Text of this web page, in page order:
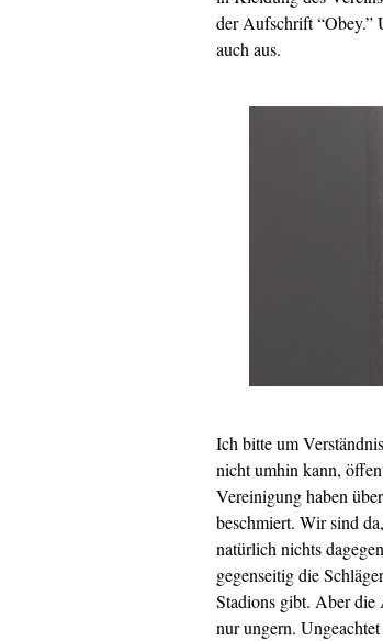
der Aufschrift “Obey.”
auch aus.
Ich bitte um
nicht umhin kann,
Vereinigung haben
beschmiert. Wir sind
natürlich nichts
gegenseitig die
Stadions gibt. Aber
nur ungern.